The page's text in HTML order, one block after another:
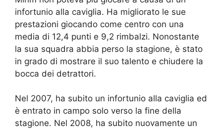
infortunio alla caviglia. Ha migliorato le sue
prestazioni giocando come centro con una
media di 12,4 punti e 9,2 rimbalzi. Nonostante
la sua squadra abbia perso la stagione, è stato
in grado di mostrare il suo talento e chiudere la
bocca dei detrattori.
Nel 2007, ha subito un infortunio alla caviglia ed
è entrato in campo solo verso la fine della
stagione. Nel 2008, ha subito nuovamente un